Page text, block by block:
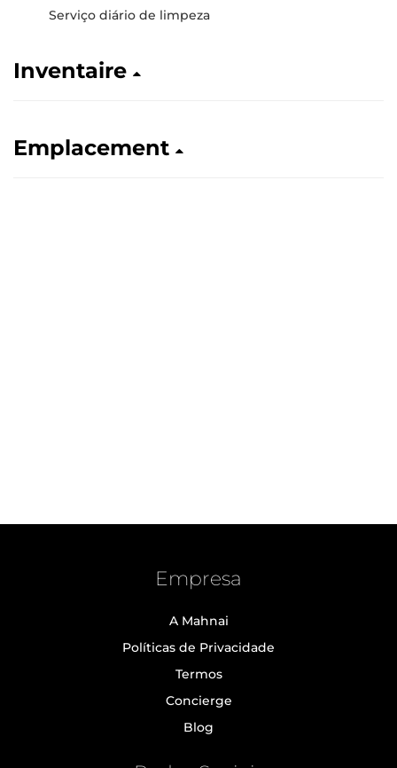
Serviço diário de limpeza
Inventaire
Emplacement
Empresa
A Mahnai
Políticas de Privacidade
Termos
Concierge
Blog